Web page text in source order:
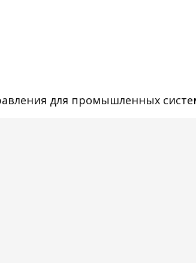
для промышленных